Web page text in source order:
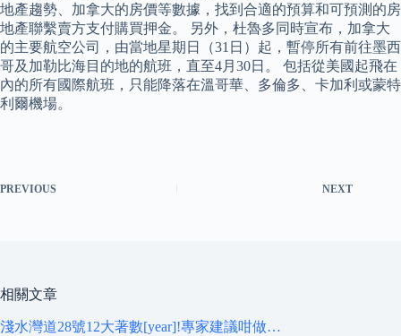
地產趨勢、加拿大的房價等數據，找到合適的預算和可預測的房
地產聯繫賣方支付購買押金。 另外，杜魯多同時宣布，加拿大
的主要航空公司，由當地星期日（31日）起，暫停所有前往墨西
哥及加勒比海目的地的航班，直至4月30日。 包括從美國起飛在
內的所有國際航班，只能降落在溫哥華、多倫多、卡加利或蒙特
利爾機場。
PREVIOUS NEXT
相關文章
淺水灣道28號12大著數[year]!專家建議咁做…